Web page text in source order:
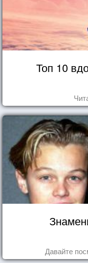
Топ 10
Давайте